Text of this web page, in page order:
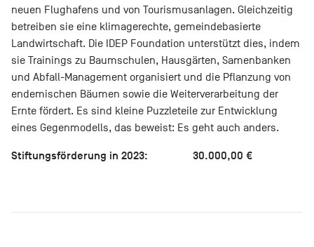
neuen Flughafens und von Tourismusanlagen. Gleichzeitig
betreiben sie eine klimagerechte, gemeindebasierte
Landwirtschaft. Die IDEP Foundation unterstützt dies, indem
sie Trainings zu Baumschulen, Hausgärten, Samenbanken
und Abfall-Management organisiert und die Pflanzung von
endemischen Bäumen sowie die Weiterverarbeitung der
Ernte fördert. Es sind kleine Puzzleteile zur Entwicklung
eines Gegenmodells, das beweist: Es geht auch anders.
Stiftungsförderung in 2023: 30.000,00 €